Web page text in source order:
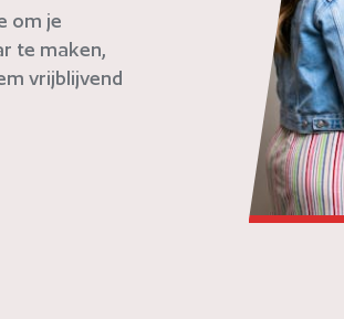
om je
te maken,
vrijblijvend